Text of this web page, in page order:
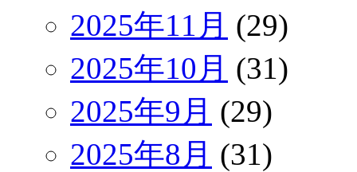
2025年11月 (29)
2025年10月 (31)
2025年9月 (29)
2025年8月 (31)